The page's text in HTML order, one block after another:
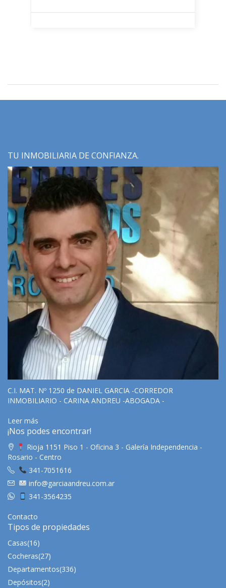
TU INMOBILIARIA DE CONFIANZA.
C.I. MAT. Nº 1250 de DANIEL GARCIA -CORREDOR
INMOBILIARIO - CARINA ANDREU -ABOGADA -
Leer más
¡Nos podes encontrar!
Rioja 1151 Piso 1 - Oficina 3 - Galería Independencia -
Rosario - Centro
341-7051616
info@garciaandreu.com.ar
341-3564235
Contacto
Tipos de propiedades
Casas(16)
Cocheras(27)
Departamentos(336)
Depósitos(2)